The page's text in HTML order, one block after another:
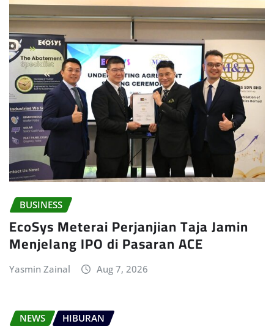
BUSINESS
EcoSys Meterai Perjanjian Taja Jamin
Menjelang IPO di Pasaran ACE
Yasmin Zainal Aug 7, 2026
NEWS HIBURAN